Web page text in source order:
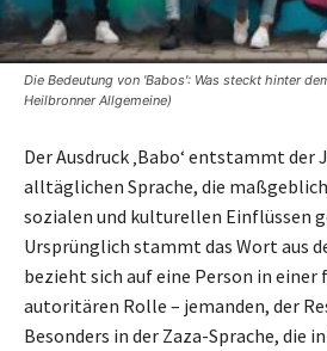
Die Bedeutung von 'Babos': Was steckt hinter
Heilbronner Allgemeine)
Der Ausdruck ‚Babo‘ entstammt der
alltäglichen Sprache, die
sozialen und kulturellen Einflüssen
Ursprünglich stammt das Wort aus
bezieht sich auf eine Person in einer
autoritären Rolle – jemanden, der
Besonders in der Zaza-Sprache, die